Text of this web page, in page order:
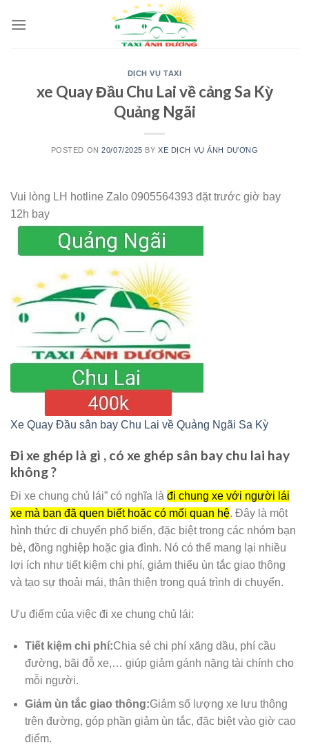
DỊCH VỤ TAXI
xe Quay Đầu Chu Lai về cảng Sa Kỳ
Quảng Ngãi
POSTED ON20/07/2025 BYXE DỊCH VỤ ÁNH DƯƠNG
Vui lòng LH hotline Zalo 0905564393 đặt trước giờ bay
12h bay
Xe Quay Đầu sân bay Chu Lai về Quảng Ngãi Sa Kỳ
Đi xe ghép là gì , có xe ghép sân bay chu lai hay
không ?
Đi xe chung chủ lái” có nghĩa là đi chung xe với người lái
xe mà bạn đã quen biết hoặc có mối quan hệ. Đây là một
hình thức di chuyển phổ biến, đặc biệt trong các nhóm bạn
bè, đồng nghiệp hoặc gia đình. Nó có thể mang lại nhiều
lợi ích như tiết kiệm chi phí, giảm thiểu ùn tắc giao thông
và tạo sự thoải mái, thân thiện trong quá trình di chuyển.
Ưu điểm của việc đi xe chung chủ lái:
Tiết kiệm chi phí:Chia sẻ chi phí xăng dầu, phí cầu
đường, bãi đỗ xe,… giúp giảm gánh nặng tài chính cho
mỗi người.
Giảm ùn tắc giao thông:Giảm số lượng xe lưu thông
trên đường, góp phần giảm ùn tắc, đặc biệt vào giờ cao
điểm.